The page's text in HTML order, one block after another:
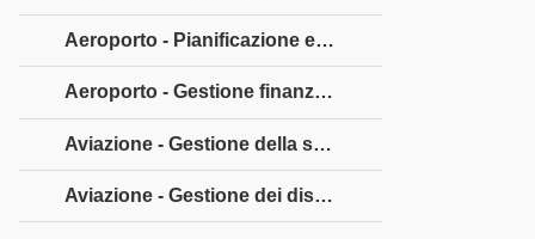
Aeroporto - Pianificazione e sviluppo
Aeroporto - Gestione finanziaria
Aviazione - Gestione della sicurezza
Aviazione - Gestione dei disastri